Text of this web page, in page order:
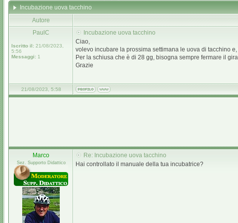
Incubazione uova tacchino
Autore
PaulC
Iscritto il: 21/08/2023,
5:56
Messaggi: 1
Incubazione uova tacchino
Ciao,
volevo incubare la prossima settimana le uova di tacchino
Per la schiusa che è di 28 gg, bisogna sempre fermare il
Grazie
21/08/2023, 5:58
Marco
Sez. Supporto Didattico
Re: Incubazione uova tacchino
Hai controllato il manuale della tua incubatrice?